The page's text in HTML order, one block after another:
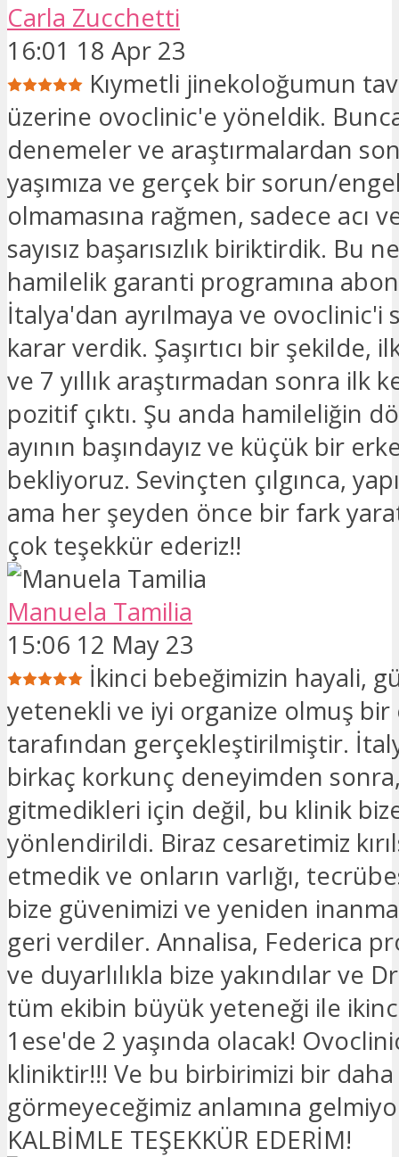
Carla Zucchetti
16:01 18 Apr 23
Kıymetli jinekoloğumun
üzerine ovoclinic'e yöneldik.
denemeler ve araştırmalardan
yaşımıza ve gerçek bir sorun/
olmamasına rağmen, sadece acı
sayısız başarısızlık biriktirdik. Bu
hamilelik garanti programına
İtalya'dan ayrılmaya ve ovoclinic'i
karar verdik. Şaşırtıcı bir şekilde,
ve 7 yıllık araştırmadan sonra ilk
pozitif çıktı. Şu anda hamileliğin
ayının başındayız ve küçük bir
bekliyoruz. Sevinçten çılgınca,
ama her şeyden önce bir fark
çok teşekkür ederiz!!
Manuela Tamilia
15:06 12 May 23
İkinci bebeğimizin hayali,
yetenekli ve iyi organize olmuş bir
tarafından gerçekleştirilmiştir.
birkaç korkunç deneyimden
gitmedikleri için değil, bu klinik
yönlendirildi. Biraz cesaretimiz
etmedik ve onların varlığı,
bize güvenimizi ve yeniden
geri verdiler. Annalisa, Federica
ve duyarlılıkla bize yakındılar ve
tüm ekibin büyük yeteneği ile
1ese'de 2 yaşında olacak!
kliniktir!!! Ve bu birbirimizi bir daha
görmeyeceğimiz anlamına
KALBİMLE TEŞEKKÜR EDERİM!